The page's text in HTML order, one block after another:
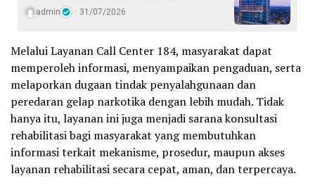
admin 31/07/2026
Melalui Layanan Call Center 184, masyarakat dapat
memperoleh informasi, menyampaikan pengaduan, serta
melaporkan dugaan tindak penyalahgunaan dan
peredaran gelap narkotika dengan lebih mudah. Tidak
hanya itu, layanan ini juga menjadi sarana konsultasi
rehabilitasi bagi masyarakat yang membutuhkan
informasi terkait mekanisme, prosedur, maupun akses
layanan rehabilitasi secara cepat, aman, dan terpercaya.